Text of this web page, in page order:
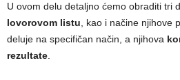
U ovom delu detaljno ćemo obraditi tri
lovorovom listu, kao i načine njihove
deluje na specifičan način, a njihova
rezultate.